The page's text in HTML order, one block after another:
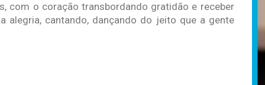
com o coração transbordando gratidão e receber
alegria, cantando, dançando do jeito que a gente